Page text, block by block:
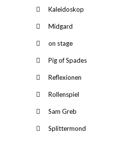
Kaleidoskop
Midgard
on stage
Pig of Spades
Reflexionen
Rollenspiel
Sam Greb
Splittermond